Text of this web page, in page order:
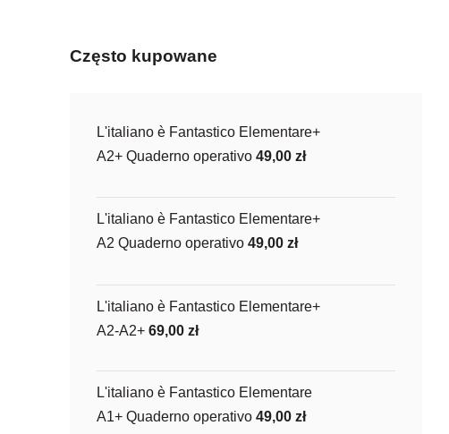
Często kupowane
L'italiano è Fantastico Elementare+
A2+ Quaderno operativo 49,00zł
L'italiano è Fantastico Elementare+
A2 Quaderno operativo 49,00zł
L'italiano è Fantastico Elementare+
A2-A2+ 69,00zł
L'italiano è Fantastico Elementare
A1+ Quaderno operativo 49,00zł